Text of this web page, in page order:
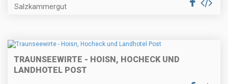
Salzkammergut
TRAUNSEEWIRTE - HOISN, HOCHECK UND
LANDHOTEL POST